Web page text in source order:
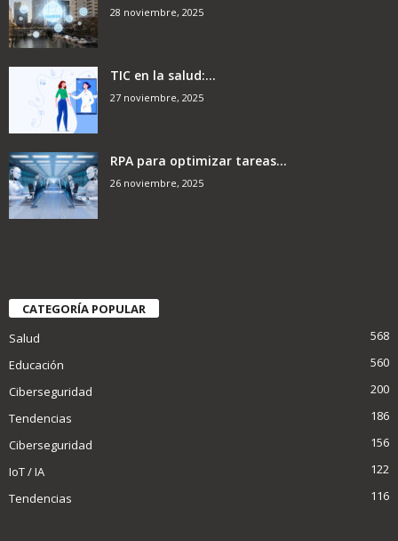
28 noviembre, 2025
TIC en la salud:...
27 noviembre, 2025
RPA para optimizar tareas...
26 noviembre, 2025
CATEGORÍA POPULAR
Salud
568
Educación
560
Ciberseguridad
200
Tendencias
186
Ciberseguridad
156
IoT / IA
122
Tendencias
116